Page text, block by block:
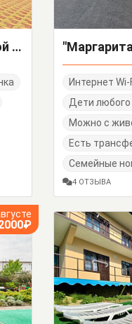
"Золотой Лев" гостевой дом
Интернет Wi-
Дети любого
Можно с
Есть
Семейные
4 ОТЗЫВА